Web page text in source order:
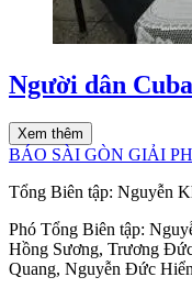
Người dân
Xem thêm
BÁO SÀI GÒN GIẢI
Tổng Biên tập: Nguyễn
Phó Tổng Biên tập:
Hồng Sương, Trương
Quang, Nguyễn Đức Hiển